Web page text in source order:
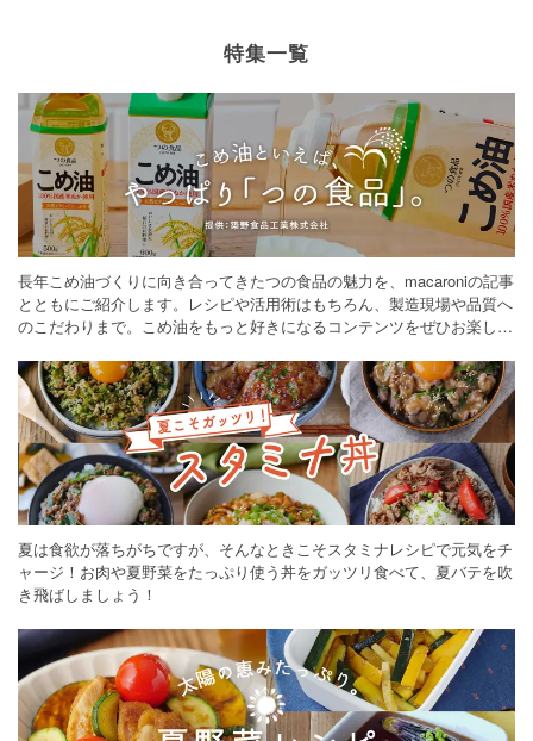
特集一覧
長年こめ油づくりに向き合ってきたつの食品の魅力を、macaroniの記事
とともにご紹介します。レシピや活用術はもちろん、製造現場や品質へ
のこだわりまで。こめ油をもっと好きになるコンテンツをぜひお楽しみ
夏は食欲が落ちがちですが、そんなときこそスタミナレシピで元気をチ
ャージ！お肉や夏野菜をたっぷり使う丼をガッツリ食べて、夏バテを吹
き飛ばしましょう！